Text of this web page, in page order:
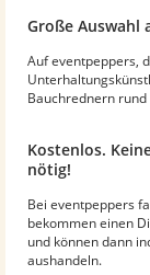
Große Auswahl
Auf eventpeppers,
Bauchrednern
Kostenlos.
nötig!
Bei eventpeppers
bekommen einen
und können dann
aushandeln.